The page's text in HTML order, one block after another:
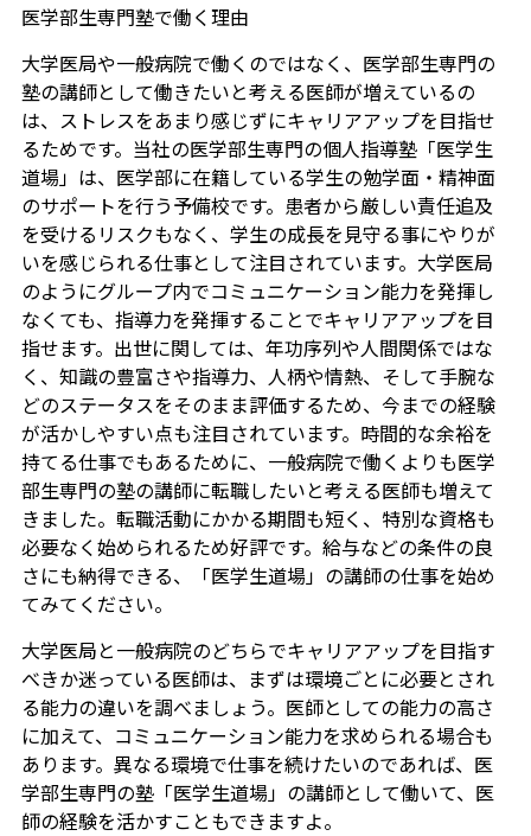
医学部生専門塾で働く理由
大学医局や一般病院で働くのではなく、医学部生専門の
塾の講師として働きたいと考える医師が増えているの
は、ストレスをあまり感じずにキャリアアップを目指せ
るためです。当社の医学部生専門の個人指導塾「医学生
道場」は、医学部に在籍している学生の勉学面・精神面
のサポートを行う予備校です。患者から厳しい責任追及
を受けるリスクもなく、学生の成長を見守る事にやりが
いを感じられる仕事として注目されています。大学医局
のようにグループ内でコミュニケーション能力を発揮し
なくても、指導力を発揮することでキャリアアップを目
指せます。出世に関しては、年功序列や人間関係ではな
く、知識の豊富さや指導力、人柄や情熱、そして手腕な
どのステータスをそのまま評価するため、今までの経験
が活かしやすい点も注目されています。時間的な余裕を
持てる仕事でもあるために、一般病院で働くよりも医学
部生専門の塾の講師に転職したいと考える医師も増えて
きました。転職活動にかかる期間も短く、特別な資格も
必要なく始められるため好評です。給与などの条件の良
さにも納得できる、「医学生道場」の講師の仕事を始め
てみてください。
大学医局と一般病院のどちらでキャリアアップを目指す
べきか迷っている医師は、まずは環境ごとに必要とされ
る能力の違いを調べましょう。医師としての能力の高さ
に加えて、コミュニケーション能力を求められる場合も
あります。異なる環境で仕事を続けたいのであれば、医
学部生専門の塾「医学生道場」の講師として働いて、医
師の経験を活かすこともできますよ。